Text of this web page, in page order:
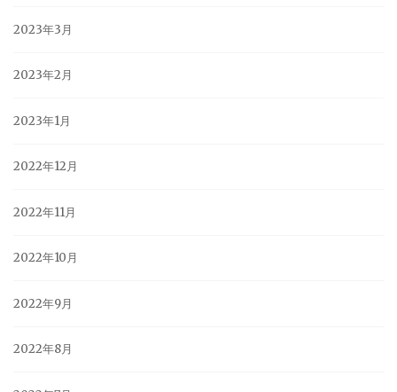
2023年3月
2023年2月
2023年1月
2022年12月
2022年11月
2022年10月
2022年9月
2022年8月